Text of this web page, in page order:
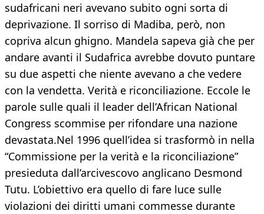
sudafricani neri avevano subito ogni sorta di
deprivazione. Il sorriso di Madiba, però, non
copriva alcun ghigno. Mandela sapeva già che per
andare avanti il Sudafrica avrebbe dovuto puntare
su due aspetti che niente avevano a che vedere
con la vendetta. Verità e riconciliazione. Eccole le
parole sulle quali il leader dell’African National
Congress scommise per rifondare una nazione
devastata.Nel 1996 quell’idea si trasformò in nella
“Commissione per la verità e la riconciliazione”
presieduta dall’arcivescovo anglicano Desmond
Tutu. L’obiettivo era quello di fare luce sulle
violazioni dei diritti umani commesse durante